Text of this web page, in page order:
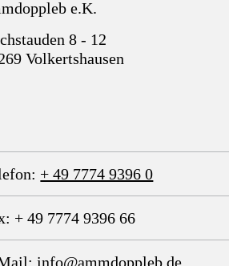
e.K.
8 - 12
Volkertshausen
+ 49 7774 9396 0
+ 49 7774 9396 66
info@ammdoppleb.de